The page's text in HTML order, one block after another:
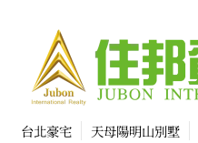
台北豪宅 天母陽明山別墅